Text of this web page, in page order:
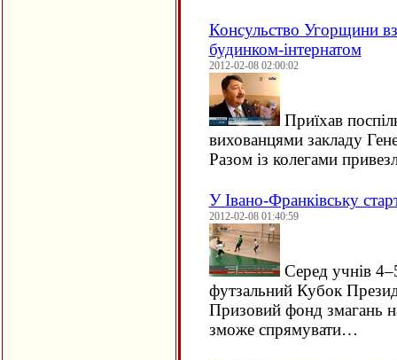
Консульство Угорщини
будинком-інтернатом
2012-02-08 02:00:02
Приїхав
вихованцями закладу
Разом із колегами
У Івано-Франківську
2012-02-08 01:40:59
Серед учнів
футзальний Кубок
Призовий фонд змагань
зможе спрямувати…